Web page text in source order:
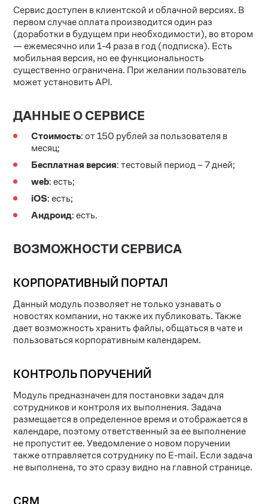
Сервис доступен в клиентской и облачной версиях. В
первом случае оплата производится один раз
(доработки в будущем при необходимости), во втором
— ежемесячно или 1-4 раза в год (подписка). Есть
мобильная версия, но ее функциональность
существенно ограничена. При желании пользователь
может установить API.
ДАННЫЕ О СЕРВИСЕ
Стоимость: от 150 рублей за пользователя в
месяц;
Бесплатная версия: тестовый период – 7 дней;
web: есть;
iOS: есть;
Андроид: есть.
ВОЗМОЖНОСТИ СЕРВИСА
КОРПОРАТИВНЫЙ ПОРТАЛ
Данный модуль позволяет не только узнавать о
новостях компании, но также их публиковать. Также
дает возможность хранить файлы, общаться в чате и
пользоваться корпоративным календарем.
КОНТРОЛЬ ПОРУЧЕНИЙ
Модуль предназначен для постановки задач для
сотрудников и контроля их выполнения. Задача
размещается в определенное время и отображается в
календаре, поэтому ответственный за ее выполнение
не пропустит ее. Уведомление о новом поручении
также отправляется сотруднику по E-mail. Если задача
не выполнена, то это сразу видно на главной странице.
CRM